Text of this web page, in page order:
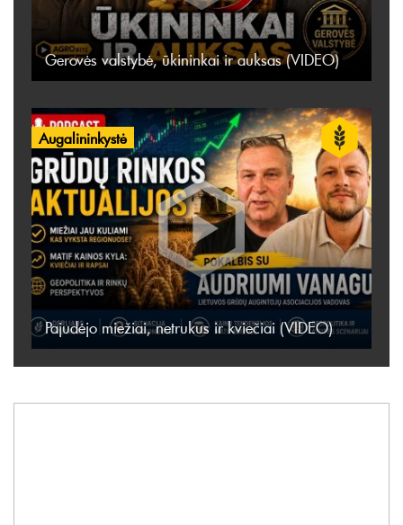
Gerovės valstybė, ūkininkai ir auksas (VIDEO)
Augalininkystė
Pajudėjo miežiai, netrukus ir kviečiai (VIDEO)